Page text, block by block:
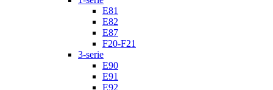
E81
E82
E87
F20-F21
3-serie
E90
E91
E92